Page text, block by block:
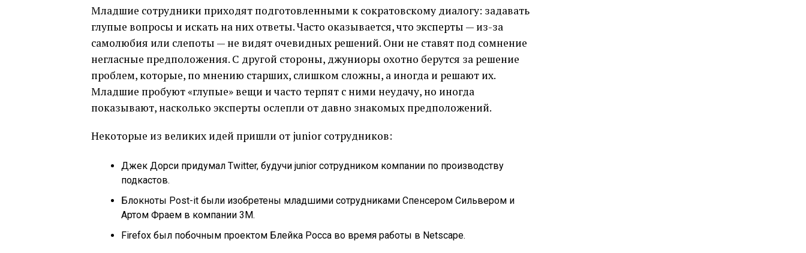
Младшие сотрудники приходят подготовленными к сократовскому диалогу: задавать
глупые вопросы и искать на них ответы. Часто оказывается, что эксперты — из-за
самолюбия или слепоты — не видят очевидных решений. Они не ставят под сомнение
негласные предположения. С другой стороны, джуниоры охотно берутся за решение
проблем, которые, по мнению старших, слишком сложны, а иногда и решают их.
Младшие пробуют «глупые» вещи и часто терпят с ними неудачу, но иногда
показывают, насколько эксперты ослепли от давно знакомых предположений.
Некоторые из великих идей пришли от junior сотрудников:
Джек Дорси придумал Twitter, будучи junior сотрудником компании по производству
подкастов.
Блокноты Post-it были изобретены младшими сотрудниками Спенсером Сильвером и
Артом Фраем в компании 3M.
Firefox был побочным проектом Блейка Росса во время работы в Netscape.